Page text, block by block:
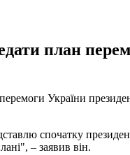
план
України
спочатку
– заявив він.